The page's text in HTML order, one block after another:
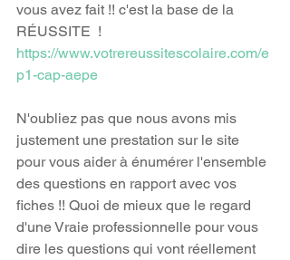
vous avez fait !! c'est la base de la
RÉUSSITE  !
https://www.votrereussitescolaire.com/e
p1-cap-aepe
N'oubliez pas que nous avons mis
justement une prestation sur le site
pour vous aider à énumérer l'ensemble
des questions en rapport avec vos
fiches !! Quoi de mieux que le regard
d'une Vraie professionnelle pour vous
dire les questions qui vont réellement